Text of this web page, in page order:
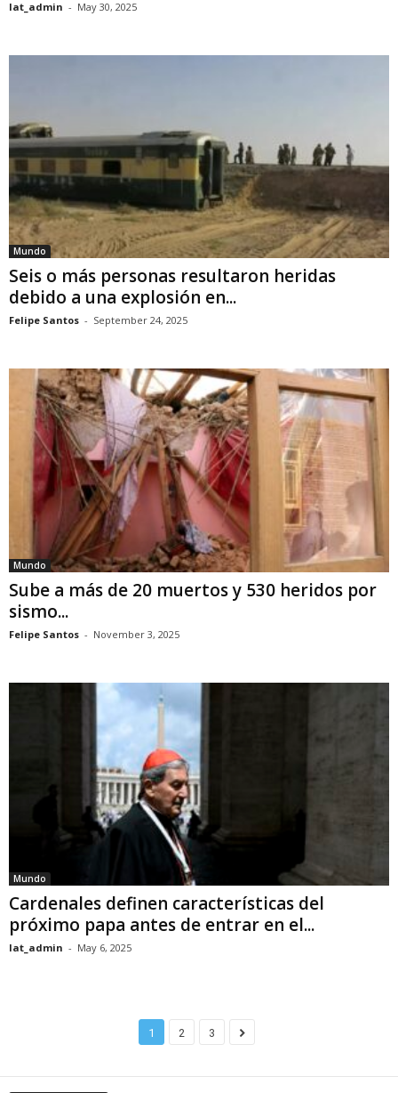
lat_admin - May 30, 2025
Mundo
Seis o más personas resultaron heridas
debido a una explosión en...
Felipe Santos - September 24, 2025
Mundo
Sube a más de 20 muertos y 530 heridos por
sismo...
Felipe Santos - November 3, 2025
Mundo
Cardenales definen características del
próximo papa antes de entrar en el...
lat_admin - May 6, 2025
1 2 3